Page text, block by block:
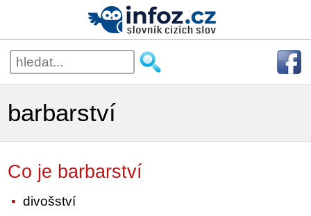
barbarství
Co je barbarství
divošství